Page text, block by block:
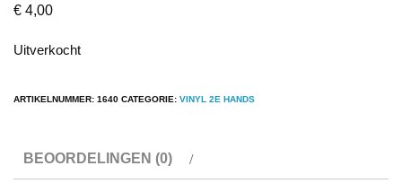
€ 4,00
Uitverkocht
ARTIKELNUMMER: 1640 CATEGORIE: VINYL 2E HANDS
BEOORDELINGEN (0)